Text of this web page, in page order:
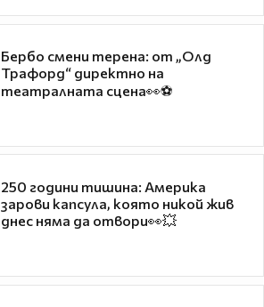
Бербо смени терена: от „Олд
Трафорд“ директно на
театралната сцена👀⚽
250 години тишина: Америка
зарови капсула, която никой жив
днес няма да отвори👀💥